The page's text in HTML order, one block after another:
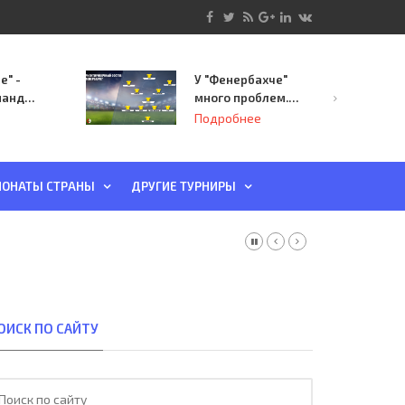
-
У "Фенербахче"
много проблем.
Но он опасен для
Подробнее
СТРАНЫ ДРУГИЕ ТУРНИРЫ
ПО САЙТУ